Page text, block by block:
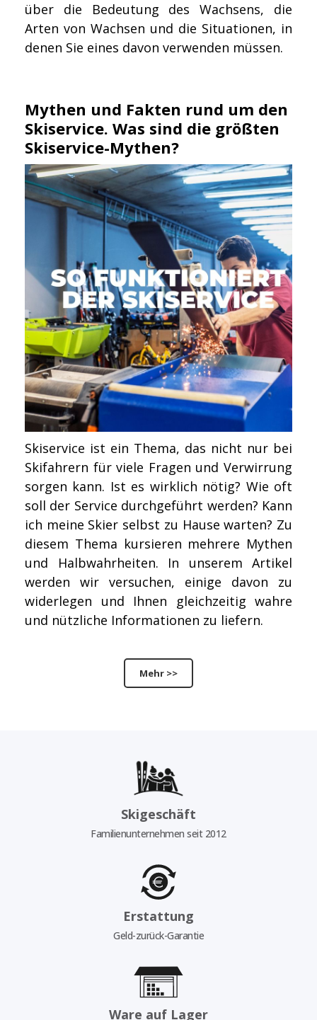
über die Bedeutung des Wachsens, die
Arten von Wachsen und die Situationen, in
denen Sie eines davon verwenden müssen.
Mythen und Fakten rund um den
Skiservice. Was sind die größten
Skiservice-Mythen?
Skiservice ist ein Thema, das nicht nur bei
Skifahrern für viele Fragen und Verwirrung
sorgen kann. Ist es wirklich nötig? Wie oft
soll der Service durchgeführt werden? Kann
ich meine Skier selbst zu Hause warten? Zu
diesem Thema kursieren mehrere Mythen
und Halbwahrheiten. In unserem Artikel
werden wir versuchen, einige davon zu
widerlegen und Ihnen gleichzeitig wahre
und nützliche Informationen zu liefern.
Mehr >>
Skigeschäft
Familienunternehmen seit 2012
Erstattung
Geld-zurück-Garantie
Ware auf Lager